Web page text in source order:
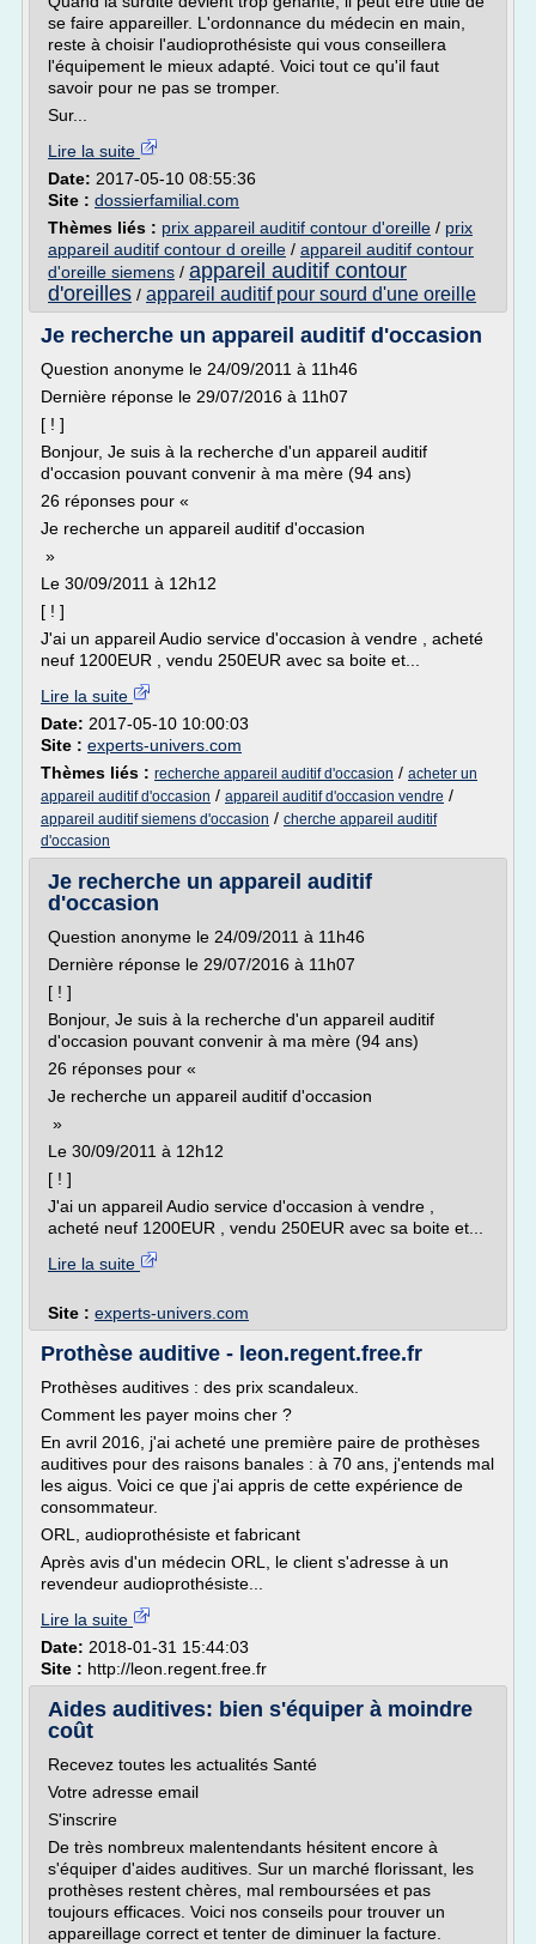
se faire appareiller. L'ordonnance du médecin en main,
reste à choisir l'audioprothésiste qui vous conseillera
l'équipement le mieux adapté. Voici tout ce qu'il faut
savoir pour ne pas se tromper.
Sur...
Lire la suite
Date: 2017-05-10 08:55:36
Site : dossierfamilial.com
Thèmes liés : prix appareil auditif contour d'oreille / prix
appareil auditif contour d oreille / appareil auditif contour
d'oreille siemens / appareil auditif contour
d'oreilles / appareil auditif pour sourd d'une oreille
Je recherche un appareil auditif d'occasion
Question anonyme le 24/09/2011 à 11h46
Dernière réponse le 29/07/2016 à 11h07
[ ! ]
Bonjour, Je suis à la recherche d'un appareil auditif
d'occasion pouvant convenir à ma mère (94 ans)
26 réponses pour «
Je recherche un appareil auditif d'occasion
»
Le 30/09/2011 à 12h12
[ ! ]
J'ai un appareil Audio service d'occasion à vendre , acheté
neuf 1200EUR , vendu 250EUR avec sa boite et...
Lire la suite
Date: 2017-05-10 10:00:03
Site : experts-univers.com
Thèmes liés : recherche appareil auditif d'occasion / acheter un
appareil auditif d'occasion / appareil auditif d'occasion vendre /
appareil auditif siemens d'occasion / cherche appareil auditif
d'occasion
Je recherche un appareil auditif
d'occasion
Question anonyme le 24/09/2011 à 11h46
Dernière réponse le 29/07/2016 à 11h07
[ ! ]
Bonjour, Je suis à la recherche d'un appareil auditif
d'occasion pouvant convenir à ma mère (94 ans)
26 réponses pour «
Je recherche un appareil auditif d'occasion
»
Le 30/09/2011 à 12h12
[ ! ]
J'ai un appareil Audio service d'occasion à vendre ,
acheté neuf 1200EUR , vendu 250EUR avec sa boite et...
Lire la suite
Site : experts-univers.com
Prothèse auditive - leon.regent.free.fr
Prothèses auditives : des prix scandaleux.
Comment les payer moins cher ?
En avril 2016, j'ai acheté une première paire de prothèses
auditives pour des raisons banales : à 70 ans, j'entends mal
les aigus. Voici ce que j'ai appris de cette expérience de
consommateur.
ORL, audioprothésiste et fabricant
Après avis d'un médecin ORL, le client s'adresse à un
revendeur audioprothésiste...
Lire la suite
Date: 2018-01-31 15:44:03
Site : http://leon.regent.free.fr
Aides auditives: bien s'équiper à moindre
coût
Recevez toutes les actualités Santé
Votre adresse email
S'inscrire
De très nombreux malentendants hésitent encore à
s'équiper d'aides auditives. Sur un marché florissant, les
prothèses restent chères, mal remboursées et pas
toujours efficaces. Voici nos conseils pour trouver un
appareillage correct et tenter de diminuer la facture.